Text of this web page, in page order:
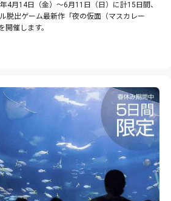
4月14日（金）～6月11日（日）に計15日間、
脱出ゲーム最新作「夜の仮面（マスカレー
開催します。